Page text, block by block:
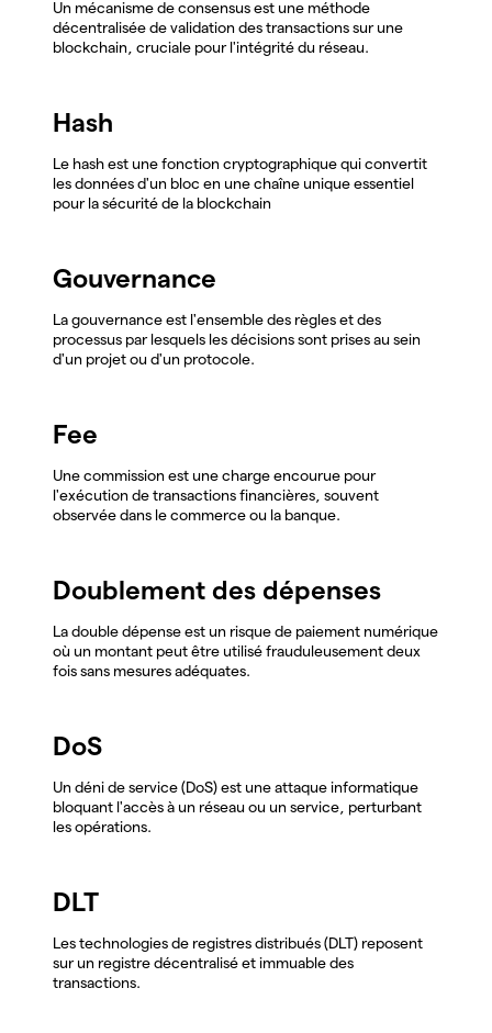
Un mécanisme de consensus est une méthode
décentralisée de validation des transactions sur une
blockchain, cruciale pour l'intégrité du réseau.
Hash
Le hash est une fonction cryptographique qui convertit
les données d'un bloc en une chaîne unique essentiel
pour la sécurité de la blockchain
Gouvernance
La gouvernance est l'ensemble des règles et des
processus par lesquels les décisions sont prises au sein
d'un projet ou d'un protocole.
Fee
Une commission est une charge encourue pour
l'exécution de transactions financières, souvent
observée dans le commerce ou la banque.
Doublement des dépenses
La double dépense est un risque de paiement numérique
où un montant peut être utilisé frauduleusement deux
fois sans mesures adéquates.
DoS
Un déni de service (DoS) est une attaque informatique
bloquant l'accès à un réseau ou un service, perturbant
les opérations.
DLT
Les technologies de registres distribués (DLT) reposent
sur un registre décentralisé et immuable des
transactions.